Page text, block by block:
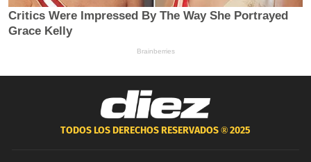
TODOS LOS DERECHOS RESERVADOS ®2025